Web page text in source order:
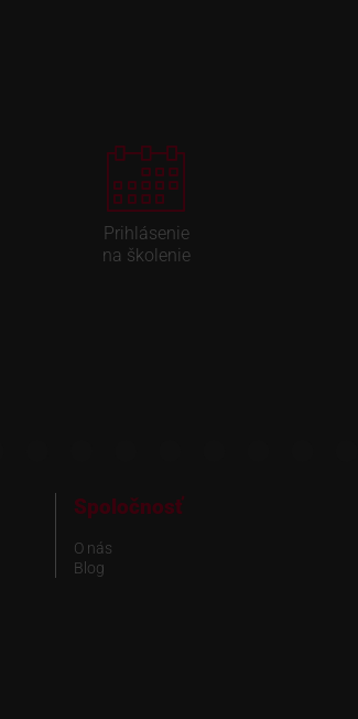
Prihlásenie
na školenie
Spoločnosť
O nás
Blog